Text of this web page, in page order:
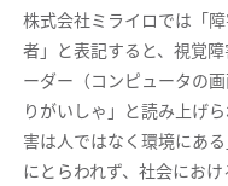
株式会社ミライロでは「
者」と表記すると、視覚
ーダー（コンピュータの
りがいしゃ」と読み上げ
害は人ではなく環境にあ
にとらわれず、社会にお